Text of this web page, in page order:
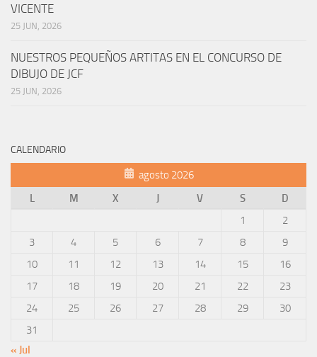
VICENTE
25 JUN, 2026
NUESTROS PEQUEÑOS ARTITAS EN EL CONCURSO DE
DIBUJO DE JCF
25 JUN, 2026
CALENDARIO
agosto 2026
L
M X J V S
D
1
2
3
4 5 6 7 8
9
10
11 12 13 14 15
16
17
18 19 20 21 22
23
24
25 26 27 28 29
30
31
« Jul